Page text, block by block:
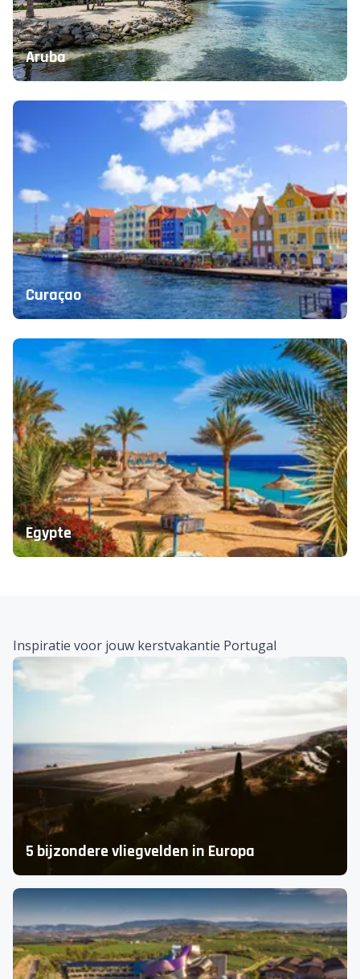
Aruba
Curaçao
Egypte
Inspiratie voor jouw kerstvakantie Portugal